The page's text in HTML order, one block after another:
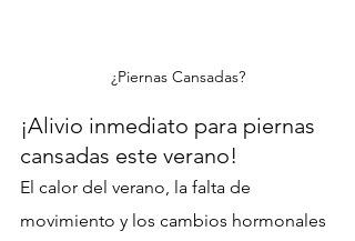
¿Piernas Cansadas?
¡Alivio inmediato para piernas
cansadas este verano!
El calor del verano, la falta de
movimiento y los cambios hormonales